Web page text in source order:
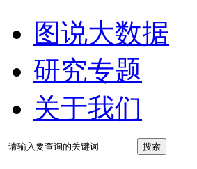
图说大数据
研究专题
关于我们